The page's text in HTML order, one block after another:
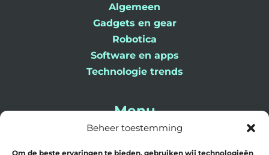
Beheer toestemming
Om de beste ervaringen te bieden, gebruiken wij technologieën
Algemeen
Gadgets en gear
Robotica
Software en apps
Technologie trends
Menu